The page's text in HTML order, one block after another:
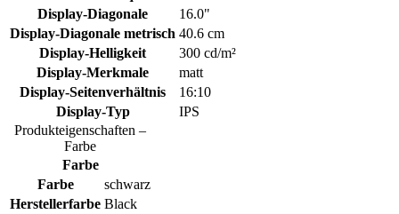
Display-Diagonale
16.0"
Display-Diagonale metrisch 40.6 cm
Display-Helligkeit
300 cd/m²
Display-Merkmale
matt
Display-Seitenverhältnis
16:10
Display-Typ
IPS
Produkteigenschaften –
Farbe
Farbe
Farbe
schwarz
Herstellerfarbe Black